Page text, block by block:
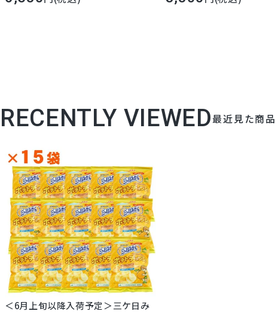
RECENTLY VIEWED最近見た商品
＜6月上旬以降入荷予定＞三ケ日み